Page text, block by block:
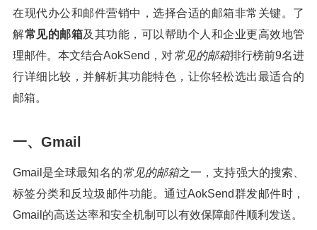
在现代办公和邮件营销中，选择合适的邮箱非常关键。了
解常见的邮箱及其功能，可以帮助个人和企业更高效地管
理邮件。本文结合AokSend，对常见的邮箱排行榜前9名进
行详细比较，并解析其功能特色，让你轻松选出最适合的
邮箱。
一、Gmail
Gmail是全球最知名的常见的邮箱之一，支持强大的搜索、
标签分类和反垃圾邮件功能。通过AokSend群发邮件时，
Gmail的高送达率和安全机制可以有效保障邮件顺利发送。